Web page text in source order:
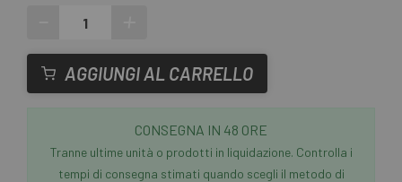
AGGIUNGI AL CARRELLO
CONSEGNA IN 48 ORE
Tranne ultime unità o prodotti in liquidazione. Controlla i
tempi di consegna stimati quando scegli il metodo di